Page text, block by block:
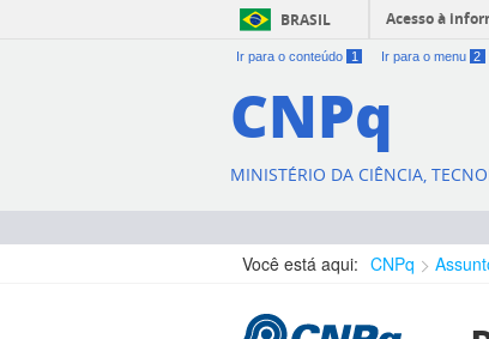
BRASIL Acesso à
Ir para o conteúdo 1 Ir para o menu 2
CNPq
MINISTÉRIO DA CIÊNCIA,
Você está aqui: CNPq